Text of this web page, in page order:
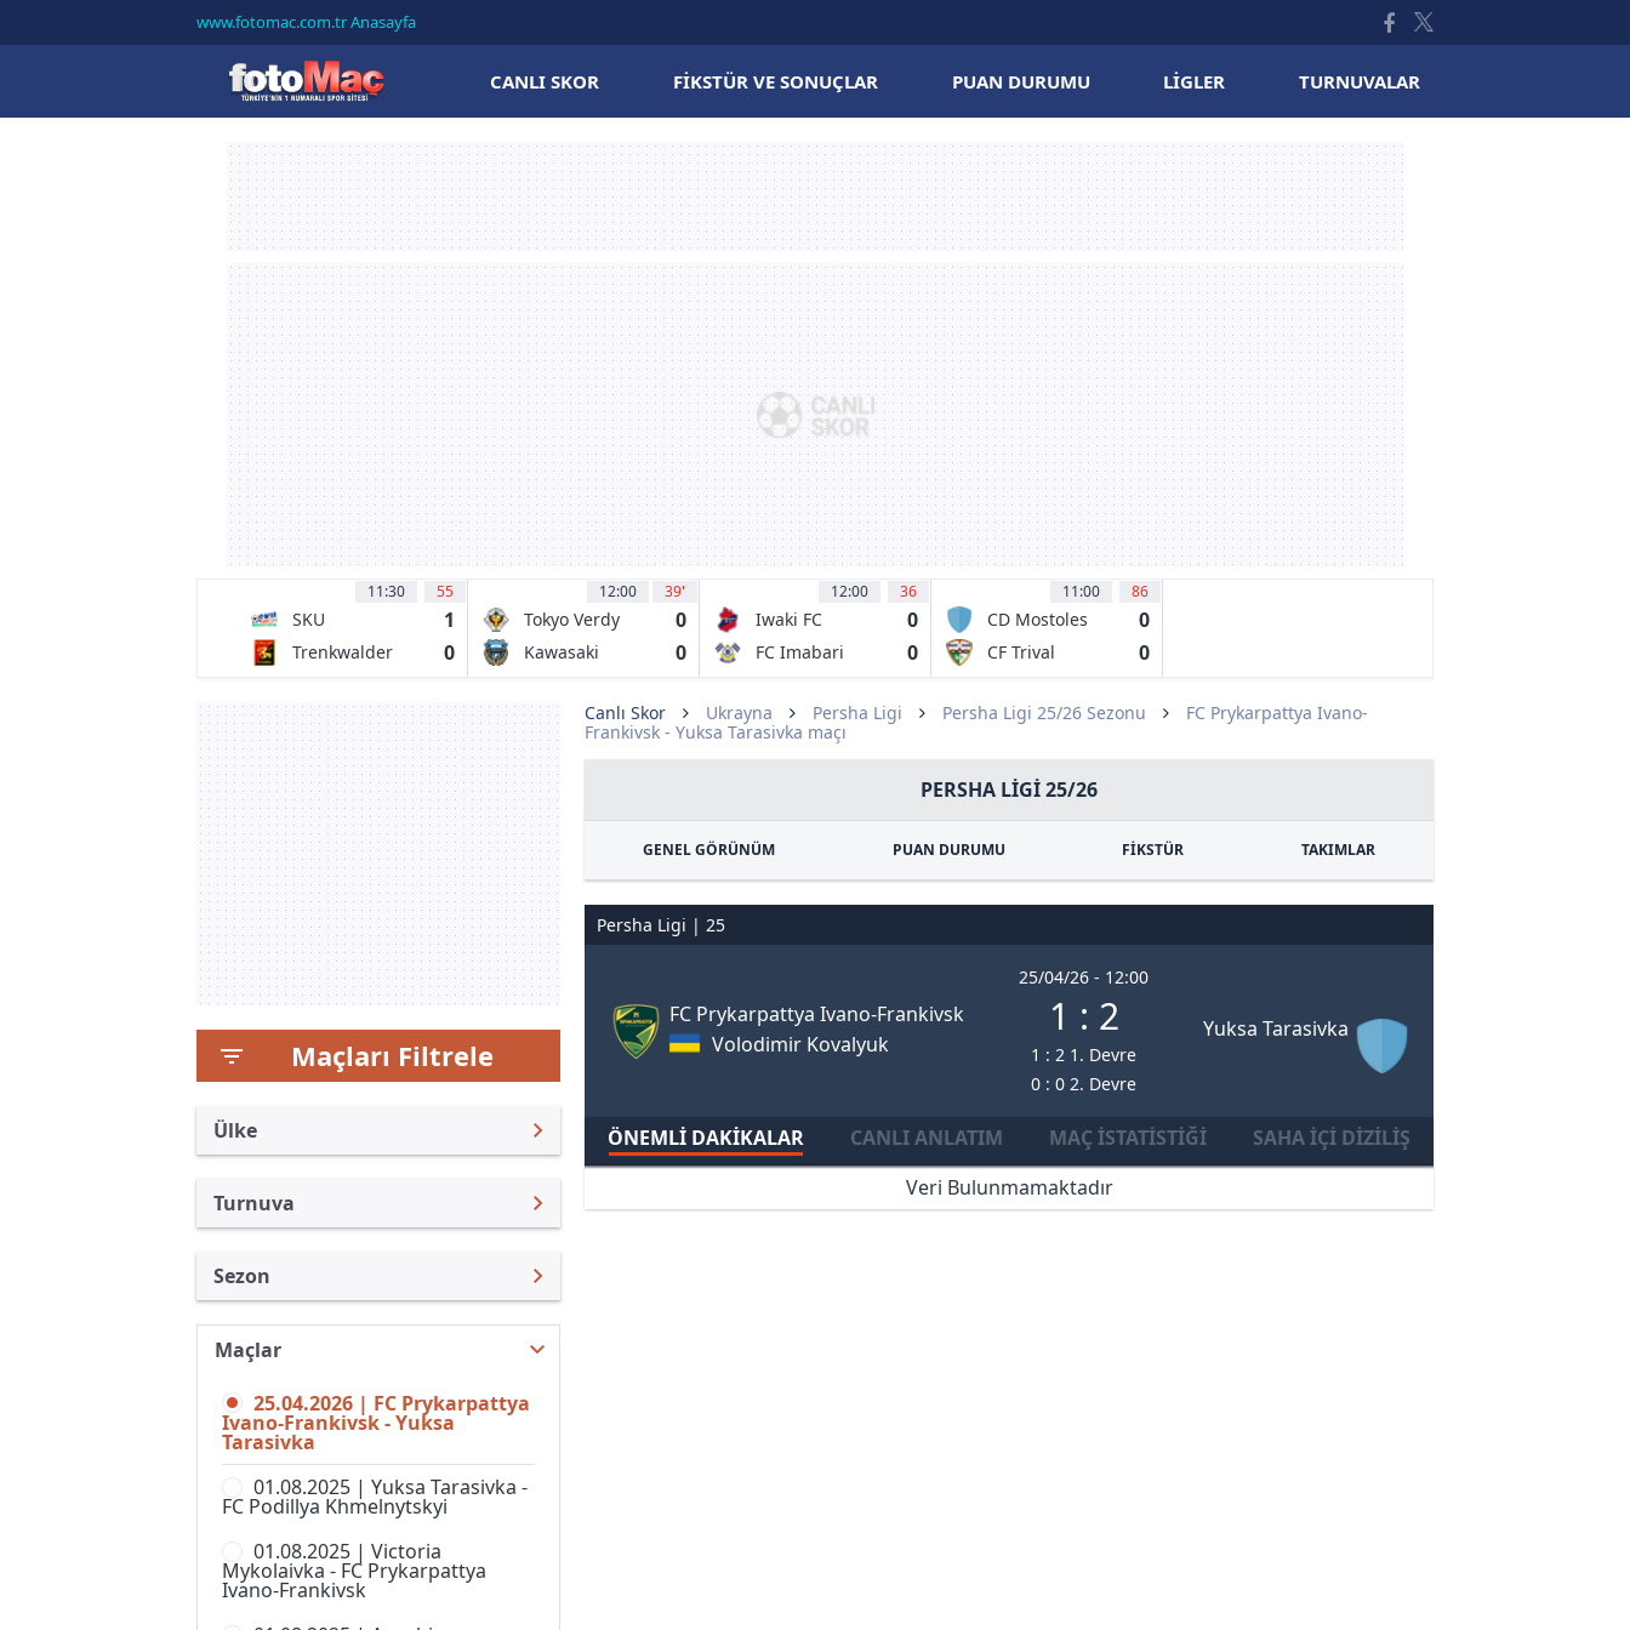
www.fotomac.com.tr Anasayfa
CANLI SKOR FIKSTÜR VE SONUÇLAR PUAN DURUMU LIGLER TURNUVALAR
11:30 55
SKU
Amstetten
1
Trenkwalder
0
12:00 39'
Tokyo Verdy 0
Kawasaki
0
12:00 36
Iwaki FC 0
FC Imabari 0
11:00 86
CD Mostoles
URJC
0
CF Trival
Alcorcon
0
Maçları Filtrele
Ülke
Ukrayna
Türkiye
Uluslararası
Uluslararası Kulüpler
Turkiye
İngiltere
İspanya
Almanya Amatör
Fransa
Turnuva
Premier Lig
Süper Kupa
U21 Şampiyonası
Ukrayna Kupası
Sezon
Persha Ligi 26/27
Persha Ligi 24/25
Persha Ligi 23/24
Persha Ligi 22/23
Persha Ligi 21/22
Persha Liga 20/21
Maçlar
25.04.2026 | FC Prykarpattya
Ivano-Frankivsk - Yuksa
Tarasivka
01.08.2025 | Yuksa Tarasivka -
FC Podillya Khmelnytskyi
01.08.2025 | Victoria
Mykolaivka - FC Prykarpattya
Ivano-Frankivsk
Canlı Skor Ukrayna Persha Ligi Persha Ligi 25/26 Sezonu
FC Prykarpattya Ivano-
Frankivsk - Yuksa Tarasivka maçı
PERSHA LIGI 25/26
GENEL GÖRÜNÜM PUAN DURUMU FİKSTÜR TAKIMLAR
Persha Ligi | 25
FC Prykarpattya Ivano-Frankivsk
Volodimir Kovalyuk
25/04/26 - 12:00
1 : 2
1 : 2 1. Devre
0 : 0 2. Devre
Yuksa Tarasivka
ÖNEMLI DAKIKALAR CANLI ANLATIM MAÇ İSTATISTIĞI
SAHA İÇI DIZILIŞ
Veri Bulunmamaktadır